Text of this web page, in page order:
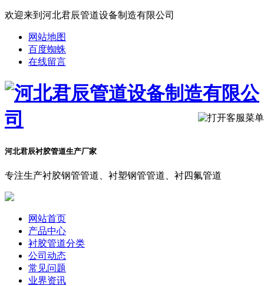
欢迎来到河北君辰管道设备制造有限公司
网站地图
百度蜘蛛
在线留言
河北君辰衬胶管道生产厂家
专注生产衬胶钢管管道、衬塑钢管管道、衬四氟管道
网站首页
产品中心
衬胶管道分类
公司动态
常见问题
业界资讯